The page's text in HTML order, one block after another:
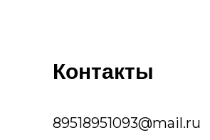
Контакты
89518951093@mail.ru